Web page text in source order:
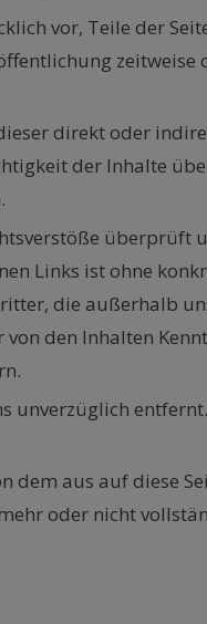
vor, Teile der
direkt oder
der Inhalte
Links ist ohne
die außerhalb
den Inhalten
unverzüglich entfernt.
aus auf diese
oder nicht